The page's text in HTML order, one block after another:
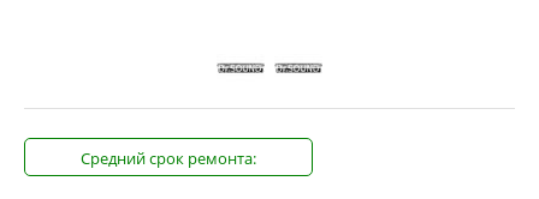
Средний срок ремонта: